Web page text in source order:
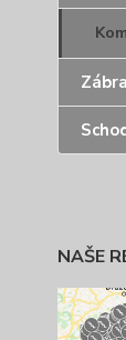
NAŠE